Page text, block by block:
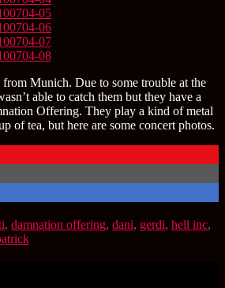
from Munich. Due to some trouble at the
able to catch them but they have a
Offering. They play a kind of metal
of tea, but here are some concert photos.
, damnation offering, dani, gerdi, hell inc,